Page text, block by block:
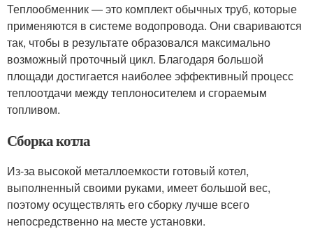
Теплообменник — это комплект обычных труб, которые
применяются в системе водопровода. Они свариваются
так, чтобы в результате образовался максимально
возможный проточный цикл. Благодаря большой
площади достигается наиболее эффективный процесс
теплоотдачи между теплоносителем и сгораемым
топливом.
Сборка котла
Из-за высокой металлоемкости готовый котел,
выполненный своими руками, имеет большой вес,
поэтому осуществлять его сборку лучше всего
непосредственно на месте установки.